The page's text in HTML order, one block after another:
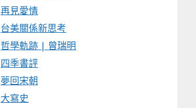
再見愛情
台美關係新思考
哲學軌跡 | 曾瑞明
四季書評
夢回宋朝
大寫史